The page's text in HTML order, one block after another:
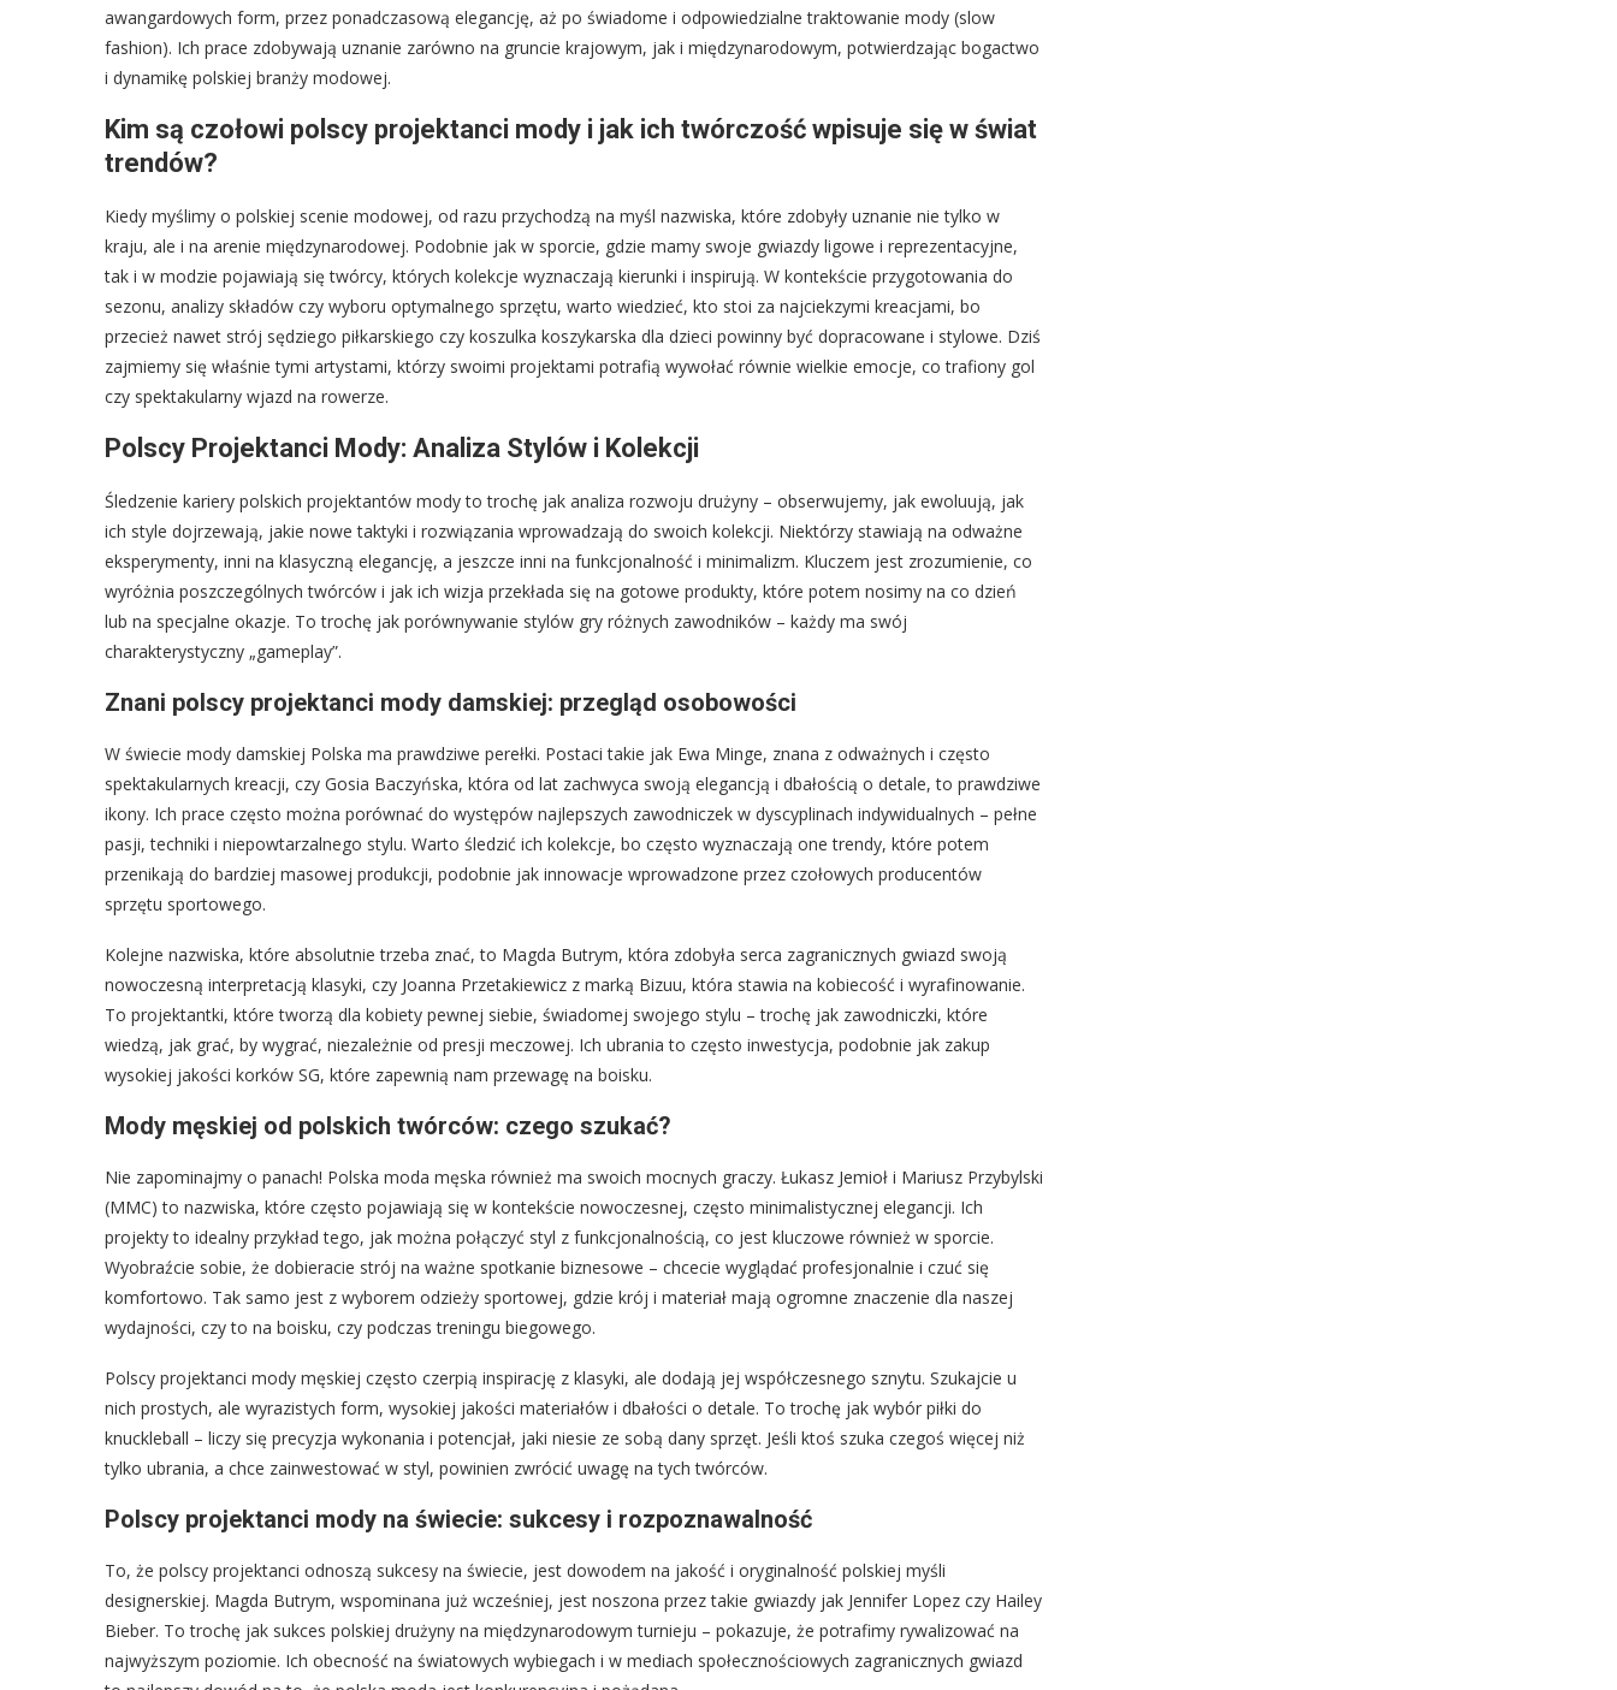
awangardowych form, przez ponadczasową elegancję, aż po świadome i odpowiedzialne traktowanie mody (slow
fashion). Ich prace zdobywają uznanie zarówno na gruncie krajowym, jak i międzynarodowym, potwierdzając bogactwo
i dynamikę polskiej branży modowej.
Kim są czołowi polscy projektanci mody i jak ich twórczość wpisuje się w świat
trendów?
Kiedy myślimy o polskiej scenie modowej, od razu przychodzą na myśl nazwiska, które zdobyły uznanie nie tylko w
kraju, ale i na arenie międzynarodowej. Podobnie jak w sporcie, gdzie mamy swoje gwiazdy ligowe i reprezentacyjne,
tak i w modzie pojawiają się twórcy, których kolekcje wyznaczają kierunki i inspirują. W kontekście przygotowania do
sezonu, analizy składów czy wyboru optymalnego sprzętu, warto wiedzieć, kto stoi za najciekzymi kreacjami, bo
przecież nawet strój sędziego piłkarskiego czy koszulka koszykarska dla dzieci powinny być dopracowane i stylowe. Dziś
zajmiemy się właśnie tymi artystami, którzy swoimi projektami potrafią wywołać równie wielkie emocje, co trafiony gol
czy spektakularny wjazd na rowerze.
Polscy Projektanci Mody: Analiza Stylów i Kolekcji
Śledzenie kariery polskich projektantów mody to trochę jak analiza rozwoju drużyny – obserwujemy, jak ewoluują, jak
ich style dojrzewają, jakie nowe taktyki i rozwiązania wprowadzają do swoich kolekcji. Niektórzy stawiają na odważne
eksperymenty, inni na klasyczną elegancję, a jeszcze inni na funkcjonalność i minimalizm. Kluczem jest zrozumienie, co
wyróżnia poszczególnych twórców i jak ich wizja przekłada się na gotowe produkty, które potem nosimy na co dzień
lub na specjalne okazje. To trochę jak porównywanie stylów gry różnych zawodników – każdy ma swój
charakterystyczny „gameplay”.
Znani polscy projektanci mody damskiej: przegląd osobowości
W świecie mody damskiej Polska ma prawdziwe perełki. Postaci takie jak Ewa Minge, znana z odważnych i często
spektakularnych kreacji, czy Gosia Baczyńska, która od lat zachwyca swoją elegancją i dbałością o detale, to prawdziwe
ikony. Ich prace często można porównać do występów najlepszych zawodniczek w dyscyplinach indywidualnych – pełne
pasji, techniki i niepowtarzalnego stylu. Warto śledzić ich kolekcje, bo często wyznaczają one trendy, które potem
przenikają do bardziej masowej produkcji, podobnie jak innowacje wprowadzone przez czołowych producentów
sprzętu sportowego.
Kolejne nazwiska, które absolutnie trzeba znać, to Magda Butrym, która zdobyła serca zagranicznych gwiazd swoją
nowoczesną interpretacją klasyki, czy Joanna Przetakiewicz z marką Bizuu, która stawia na kobiecość i wyrafinowanie.
To projektantki, które tworzą dla kobiety pewnej siebie, świadomej swojego stylu – trochę jak zawodniczki, które
wiedzą, jak grać, by wygrać, niezależnie od presji meczowej. Ich ubrania to często inwestycja, podobnie jak zakup
wysokiej jakości korków SG, które zapewnią nam przewagę na boisku.
Mody męskiej od polskich twórców: czego szukać?
Nie zapominajmy o panach! Polska moda męska również ma swoich mocnych graczy. Łukasz Jemioł i Mariusz Przybylski
(MMC) to nazwiska, które często pojawiają się w kontekście nowoczesnej, często minimalistycznej elegancji. Ich
projekty to idealny przykład tego, jak można połączyć styl z funkcjonalnością, co jest kluczowe również w sporcie.
Wyobraźcie sobie, że dobieracie strój na ważne spotkanie biznesowe – chcecie wyglądać profesjonalnie i czuć się
komfortowo. Tak samo jest z wyborem odzieży sportowej, gdzie krój i materiał mają ogromne znaczenie dla naszej
wydajności, czy to na boisku, czy podczas treningu biegowego.
Polscy projektanci mody męskiej często czerpią inspirację z klasyki, ale dodają jej współczesnego sznytu. Szukajcie u
nich prostych, ale wyrazistych form, wysokiej jakości materiałów i dbałości o detale. To trochę jak wybór piłki do
knuckleball – liczy się precyzja wykonania i potencjał, jaki niesie ze sobą dany sprzęt. Jeśli ktoś szuka czegoś więcej niż
tylko ubrania, a chce zainwestować w styl, powinien zwrócić uwagę na tych twórców.
Polscy projektanci mody na świecie: sukcesy i rozpoznawalność
To, że polscy projektanci odnoszą sukcesy na świecie, jest dowodem na jakość i oryginalność polskiej myśli
designerskiej. Magda Butrym, wspominana już wcześniej, jest noszona przez takie gwiazdy jak Jennifer Lopez czy Hailey
Bieber. To trochę jak sukces polskiej drużyny na międzynarodowym turnieju – pokazuje, że potrafimy rywalizować na
najwyższym poziomie. Ich obecność na światowych wybiegach i w mediach społecznościowych zagranicznych gwiazd